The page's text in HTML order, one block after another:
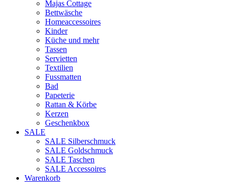
Majas Cottage
Bettwäsche
Homeaccessoires
Kinder
Küche und mehr
Tassen
Servietten
Textilien
Fussmatten
Bad
Papeterie
Rattan & Körbe
Kerzen
Geschenkbox
SALE
SALE Silberschmuck
SALE Goldschmuck
SALE Taschen
SALE Accessoires
Warenkorb